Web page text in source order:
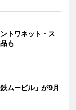
トワネット・ス
も
ムービル」が9月